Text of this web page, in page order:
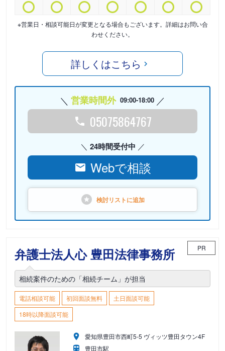
※営業日・相談可能日が変更となる場合もございます。詳細はお問い合
わせください。
詳しくはこちら
営業時間外 09:00-18:00
05075864767
24時間受付中
Webで相談
検討リストに追加
弁護士法人心 豊田法律事務所 PR
相続案件のための「相続チーム」が担当
電話相談可能 初回面談無料
土日面談可能
18時以降面談可能
愛知県豊田市西町5-5 ヴィッツ豊田タウン4F
豊田市駅